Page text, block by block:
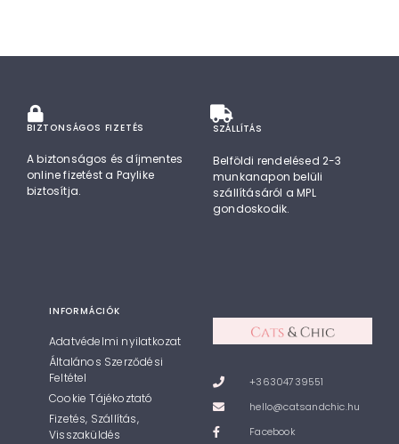
BIZTONSÁGOS FIZETÉS
A biztonságos és díjmentes
online fizetést a Paylike
biztosítja.
SZÁLLÍTÁS
Belföldi rendelésed 2-3
munkanapon belüli
szállításáról a MPL
gondoskodik.
INFORMÁCIÓK
Adatvédelmi nyilatkozat
Általános Szerződési
Feltétel
Cookie Tájékoztató
Fizetés, Szállítás,
Visszaküldés
+36304739551
hello@catsandchic.hu
Facebook